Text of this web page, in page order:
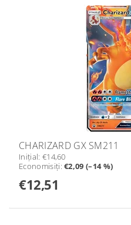
CHARIZARD GX SM211
Iniţial: €14,60
Economisiţi:€2,09 (–14 %)
€12,51